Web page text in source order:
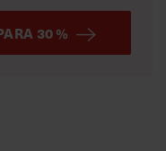
30 %